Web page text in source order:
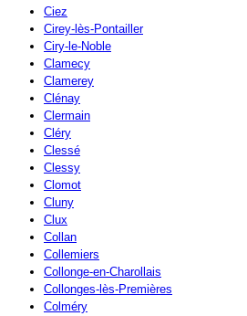
Ciez
Cirey-lès-Pontailler
Ciry-le-Noble
Clamecy
Clamerey
Clénay
Clermain
Cléry
Clessé
Clessy
Clomot
Cluny
Clux
Collan
Collemiers
Collonge-en-Charollais
Collonges-lès-Premières
Colméry